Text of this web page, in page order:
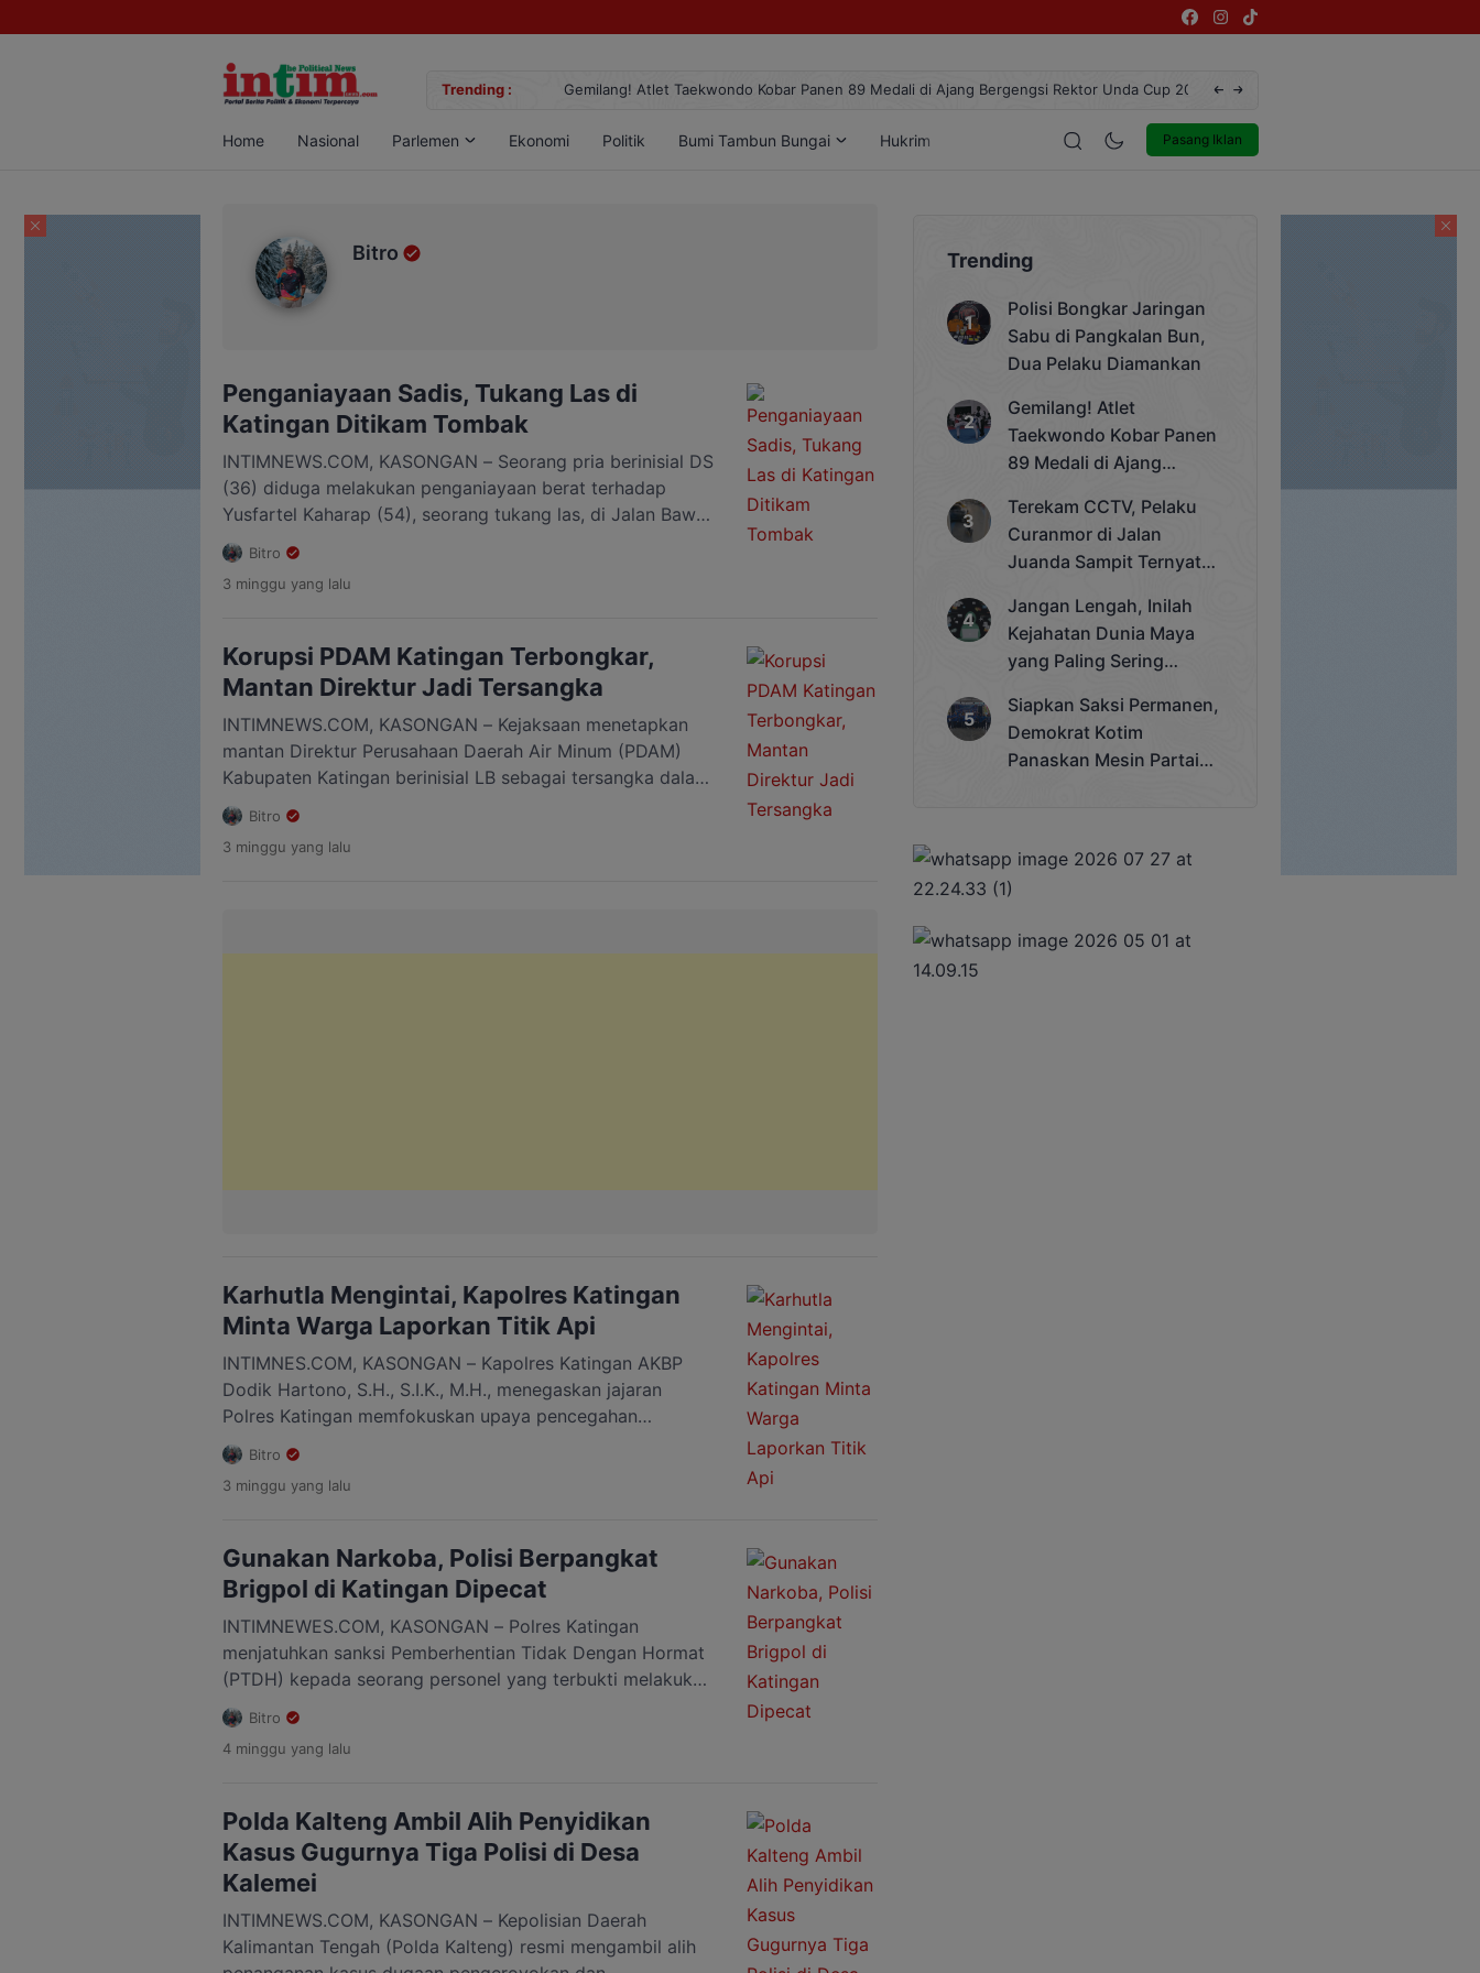
Trending :
Sabu di Pangkalan Bun, Dua Pelaku Diamankan Gemilang! Atlet Taekwondo Kobar Panen 89 Medali di Ajang Bergengsi Rektor Unda Cup 2025 Terekam CCTV, Pelaku Curanmor di Jalan
Pasang Iklan
Home Nasional Parlemen Ekonomi Politik Bumi Tambun Bungai Hukrim Entertainment
Bitro
Penganiayaan Sadis, Tukang Las di
Katingan Ditikam Tombak
INTIMNEWS.COM, KASONGAN – Seorang pria berinisial DS
(36) diduga melakukan penganiayaan berat terhadap
Yusfartel Kaharap (54), seorang tukang las, di Jalan Bawi
Kuwu, RT 008/RW 002, Kelurahan Pendahara, Kecamatan
Tewang Sangalang Garing, Kabupaten Katingan, Sabtu
(18/7/2026) sekitar pukul 10.30 WIB. Akibat serangan
perut dan paha setelah diduga […]
Bitro
3 minggu yang lalu
Korupsi PDAM Katingan Terbongkar,
Mantan Direktur Jadi Tersangka
INTIMNEWS.COM, KASONGAN – Kejaksaan menetapkan
mantan Direktur Perusahaan Daerah Air Minum (PDAM)
Kabupaten Katingan berinisial LB sebagai tersangka dalam
perkara dugaan tindak pidana korupsi pengelolaan
keuangan serta pengadaan barang dan jasa pada PDAM
Katingan tahun anggaran periode 2023–2024. Penetapan
Bitro
3 minggu yang lalu
Karhutla Mengintai, Kapolres Katingan
Minta Warga Laporkan Titik Api
INTIMNES.COM, KASONGAN – Kapolres Katingan AKBP
Dodik Hartono, S.H., S.I.K., M.H., menegaskan jajaran
Polres Katingan memfokuskan upaya pencegahan
kebakaran hutan dan lahan (karhutla) seiring mulai
masuknya musim kemarau di wilayah Kabupaten Katingan.
Dodik mengatakan, saat ini sudah mulai terpantau
terjadinya kebakaran hutan dan lahan apabila tidak segera
diantisipasi. […]
Bitro
3 minggu yang lalu
Gunakan Narkoba, Polisi Berpangkat
Brigpol di Katingan Dipecat
INTIMNEWES.COM, KASONGAN – Polres Katingan
menjatuhkan sanksi Pemberhentian Tidak Dengan Hormat
(PTDH) kepada seorang personel yang terbukti melakukan
penyalahgunaan narkoba. Upacara PTDH digelar di
halaman Mapolres Katingan, Senin (13/7/2026). Upacara
dipimpin oleh Wakapolres Katingan Kompol Wahyu Satiyo
komitmen Polri dalam menegakkan disiplin, kode etik
profesi, dan menjaga integritas […]
Bitro
4 minggu yang lalu
Polda Kalteng Ambil Alih Penyidikan
Kasus Gugurnya Tiga Polisi di Desa
Kalemei
INTIMNEWS.COM, KASONGAN – Kepolisian Daerah
Kalimantan Tengah (Polda Kalteng) resmi mengambil alih
Trending
Polisi Bongkar Jaringan
Sabu di Pangkalan Bun,
Dua Pelaku Diamankan
Gemilang! Atlet
Taekwondo Kobar Panen
89 Medali di Ajang
Cup 2025
Terekam CCTV, Pelaku
Curanmor di Jalan
Juanda Sampit Ternyata
Jangan Lengah, Inilah
Kejahatan Dunia Maya
yang Paling Sering
Siapkan Saksi Permanen,
Demokrat Kotim
Panaskan Mesin Partai